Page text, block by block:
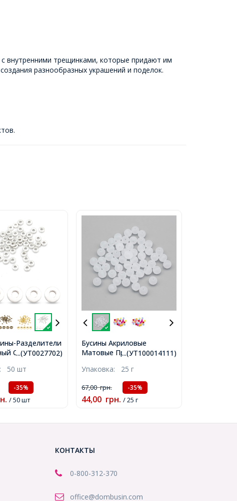
внутренними трещинками, которые придают им
разнообразных украшений и поделок.
...(УТ0027702)
Разделители
Сплав, Форма
2.5мм,
50 шт
-35%
/ 50 шт
...(УТ100014111)
Бусины Акриловые
Матовые Прозрачные
10мм, Отверстие 2мм,
около 45шт/25г,
(УТ100014111)
Упаковка: 25 г
67,00грн. -35%
44,00 грн. / 25 г
КОНТАКТЫ
0-800-312-370
office@dombusin.com